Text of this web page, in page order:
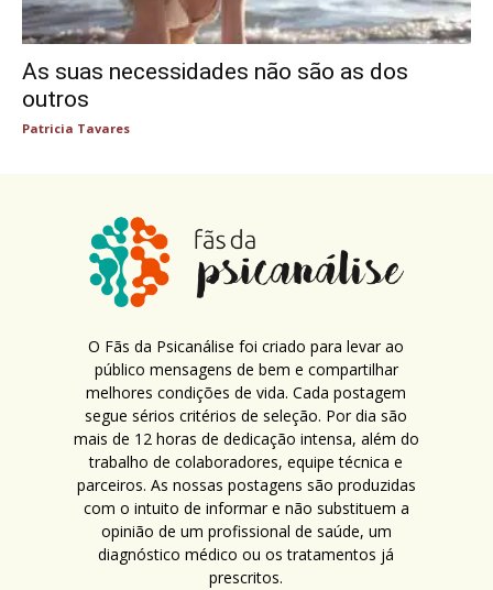
As suas necessidades não são as dos
outros
Patricia Tavares
O Fãs da Psicanálise foi criado para levar ao
público mensagens de bem e compartilhar
melhores condições de vida. Cada postagem
segue sérios critérios de seleção. Por dia são
mais de 12 horas de dedicação intensa, além do
trabalho de colaboradores, equipe técnica e
parceiros. As nossas postagens são produzidas
com o intuito de informar e não substituem a
opinião de um profissional de saúde, um
diagnóstico médico ou os tratamentos já
prescritos.